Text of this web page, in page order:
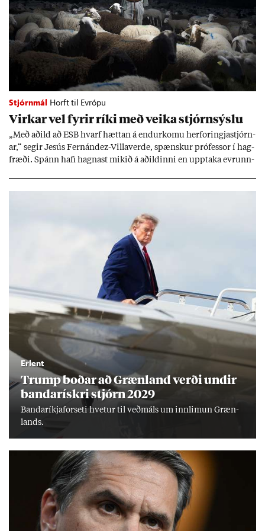
Stjórnmál Horft til Evrópu
Virk­ar vel fyr­ir ríki með veika stjórn­sýslu
„Með að­ild að ESB hvarf hætt­an á end­ur­komu her­for­ingja­stjórn­
ar,“ seg­ir Jesús Fer­nández-Villa­ver­de, spænsk­ur pró­fess­or í hag­
fræði. Spánn hafi hagn­ast mik­ið á að­ild­inni en upp­taka evr­unn­
Erlent
Trump boð­ar að Græn­land verði und­ir
banda­rískri stjórn 2029
Banda­ríkja­for­seti hvet­ur til veð­máls um inn­limun Græn­
lands.